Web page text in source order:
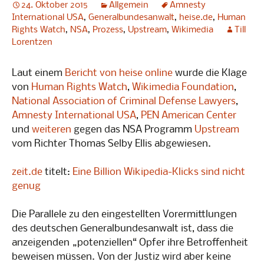
24. Oktober 2015 Allgemein
Amnesty
International USA, Generalbundesanwalt, heise.de, Human
Rights Watch, NSA, Prozess, Upstream, Wikimedia
Till
Lorentzen
Laut einem Bericht von heise online wurde die Klage
von Human Rights Watch, Wikimedia Foundation,
National Association of Criminal Defense Lawyers,
Amnesty International USA, PEN American Center
und weiteren gegen das NSA Programm Upstream
vom Richter Thomas Selby Ellis abgewiesen.
zeit.de titelt: Eine Billion Wikipedia-Klicks sind nicht
genug
Die Parallele zu den eingestellten Vorermittlungen
des deutschen Generalbundesanwalt ist, dass die
anzeigenden „potenziellen“ Opfer ihre Betroffenheit
beweisen müssen. Von der Justiz wird aber keine